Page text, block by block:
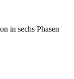
in sechs Phasen